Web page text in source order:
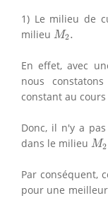
1) Le milieu de
milieu M2.
M2
En effet, avec
nous
constant au
Donc, il n'y a
dans le milieu M2
M2
Par conséquent,
pour une